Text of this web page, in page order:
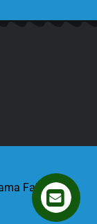
Fabrikası